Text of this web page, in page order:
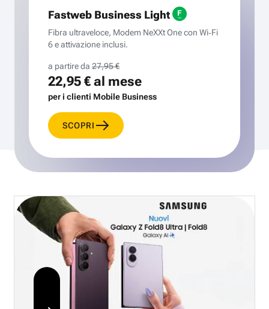
Fastweb Business Light
Fibra ultraveloce, Modem NeXXt One con Wi‑Fi
6 e attivazione inclusi.
a partire da 27,95 €
22,95 €al mese
per i clienti Mobile Business
SCOPRI